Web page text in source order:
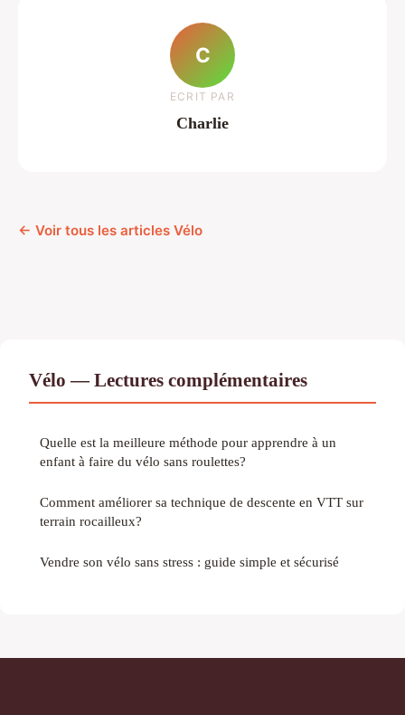
C
ECRIT PAR
Charlie
← Voir tous les articles Vélo
Vélo — Lectures complémentaires
Quelle est la meilleure méthode pour apprendre à un
enfant à faire du vélo sans roulettes?
Comment améliorer sa technique de descente en VTT sur
terrain rocailleux?
Vendre son vélo sans stress : guide simple et sécurisé